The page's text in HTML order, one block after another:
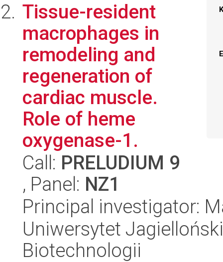
Tissue-resident
macrophages in
remodeling and
regeneration of
cardiac muscle.
Role of heme
oxygenase-1.
Call: PRELUDIUM 9
, Panel: NZ1
Principal investigator:
Uniwersytet
Biotechnologii